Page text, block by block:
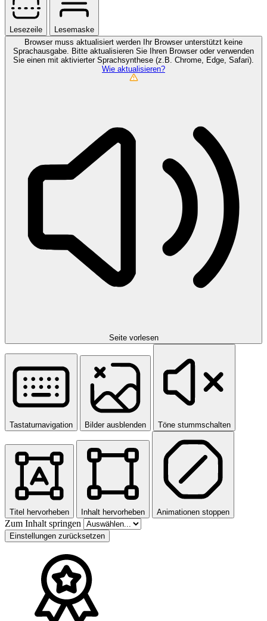
Lesezeile
Lesemaske
Browser muss aktualisiert werden
Ihr Browser unterstützt keine
Sprachausgabe. Bitte aktualisieren Sie Ihren Browser oder verwenden
Sie einen mit aktivierter Sprachsynthese (z.B. Chrome, Edge, Safari).
Wie aktualisieren?
Seite vorlesen
Tastaturnavigation Bilder ausblenden Töne stummschalten
Titel hervorheben Inhalt hervorheben Animationen stoppen
Zum Inhalt springen
Einstellungen zurücksetzen